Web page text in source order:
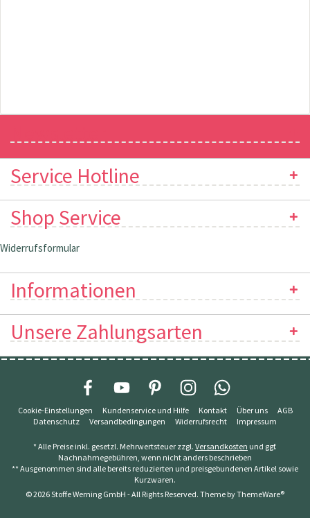
Service Hotline
Shop Service
Widerrufsformular
Informationen
Unsere Zahlungsarten
Cookie-Einstellungen Kundenservice und Hilfe Kontakt Über uns
AGB
Datenschutz
Versandbedingungen Widerrufsrecht Impressum
* Alle Preise inkl. gesetzl. Mehrwertsteuer zzgl. Versandkosten und ggf.
Nachnahmegebühren, wenn nicht anders beschrieben
** Ausgenommen sind alle bereits reduzierten und preisgebundenen Artikel sowie
Kurzwaren.
© 2026 Stoffe Werning GmbH - All Rights Reserved. Theme byThemeWare®